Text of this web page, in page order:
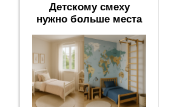
Детскому смеху
нужно больше места